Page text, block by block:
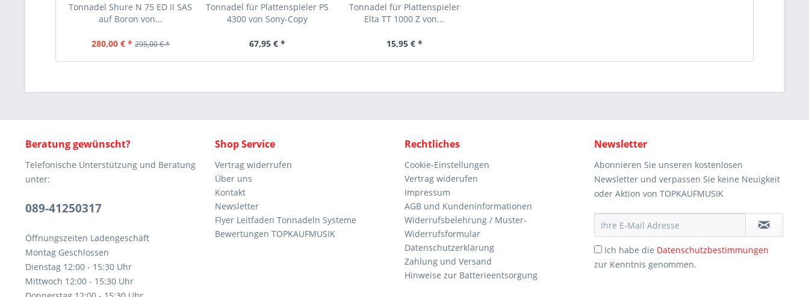
Tonnadel Shure N 75 ED II SAS
auf Boron von...
280,00 € * 295,00 € *
Tonnadel für Plattenspieler PS
4300 von Sony-Copy
67,95 € *
Tonnadel für Plattenspieler
Elta TT 1000 Z von...
15,95 € *
Beratung gewünscht?
Telefonische Unterstützung und Beratung
unter:
089-41250317
Öffnungszeiten Ladengeschäft
Montag Geschlossen
Dienstag 12:00 - 15:30 Uhr
Mittwoch 12:00 - 15:30 Uhr
Shop Service
Vertrag widerrufen
Über uns
Kontakt
Newsletter
Flyer Leitfaden Tonnadeln Systeme
Bewertungen TOPKAUFMUSIK
Rechtliches
Cookie-Einstellungen
Vertrag widerufen
Impressum
AGB und Kundeninformationen
Widerrufsbelehrung / Muster-
Widerrufsformular
Datenschutzerklärung
Zahlung und Versand
Hinweise zur Batterieentsorgung
Newsletter
Abonnieren Sie unseren kostenlosen
Newsletter und verpassen Sie keine Neuigkeit
oder Aktion von TOPKAUFMUSIK
Ich habe die Datenschutzbestimmungen
zur Kenntnis genommen.